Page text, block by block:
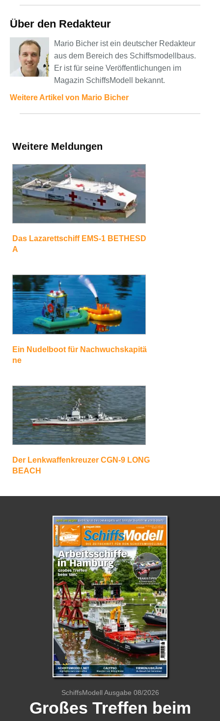
Über den Redakteur
Mario Bicher ist ein deutscher Redakteur
aus dem Bereich des Schiffsmodellbaus.
Er ist für seine Veröffentlichungen im
Magazin SchiffsModell bekannt.
Weitere Artikel von Mario Bicher
Weitere Meldungen
Das Lazarettschiff EMS-1 BETHESD
A
Ein Nudelboot für Nachwuchskapitä
ne
Der Lenkwaffenkreuzer CGN-9 LONG
BEACH
SchiffsModell Ausgabe 08/2026
Großes Treffen beim